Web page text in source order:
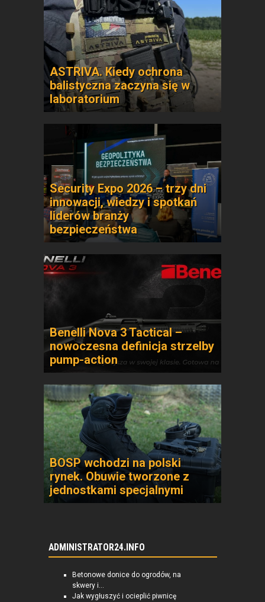
ASTRIVA. Kiedy ochrona
balistyczna zaczyna się w
laboratorium
Security Expo 2026 – trzy dni
innowacji, wiedzy i spotkań
liderów branży
bezpieczeństwa
Benelli Nova 3 Tactical –
nowoczesna definicja strzelby
pump-action
BOSP wchodzi na polski
rynek. Obuwie tworzone z
jednostkami specjalnymi
ADMINISTRATOR24.INFO
Betonowe donice do ogrodów, na
skwery i...
Jak wygłuszyć i ocieplić piwnicę